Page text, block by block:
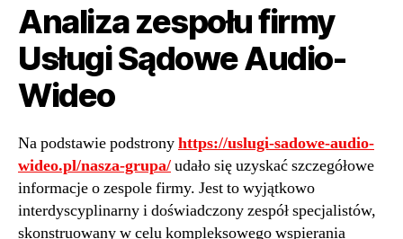
Analiza zespołu firmy
Usługi Sądowe Audio-
Wideo
Na podstawie podstronyhttps://uslugi-sadowe-audio-
wideo.pl/nasza-grupa/udało się uzyskać szczegółowe
informacje o zespole firmy. Jest to wyjątkowo
interdyscyplinarny i doświadczony zespół specjalistów,
skonstruowany w celu kompleksowego wspierania